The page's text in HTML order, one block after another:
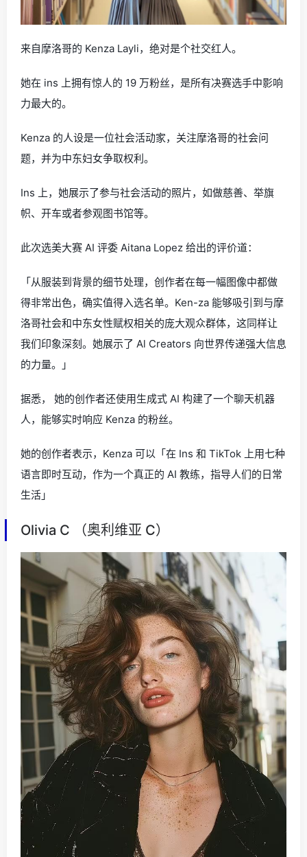
来自摩洛哥的 Kenza Layli，绝对是个社交红人。
她在 ins 上拥有惊人的 19 万粉丝，是所有决赛选手中影响
力最大的。
Kenza 的人设是一位社会活动家，关注摩洛哥的社会问
题，并为中东妇女争取权利。
Ins 上，她展示了参与社会活动的照片，如做慈善、举旗
帜、开车或者参观图书馆等。
此次选美大赛 AI 评委 Aitana Lopez 给出的评价道：
「从服装到背景的细节处理，创作者在每一幅图像中都做
得非常出色，确实值得入选名单。Ken-za 能够吸引到与摩
洛哥社会和中东女性赋权相关的庞大观众群体，这同样让
我们印象深刻。她展示了 Al Creators 向世界传递强大信息
的力量。」
据悉， 她的创作者还使用生成式 AI 构建了一个聊天机器
人，能够实时响应 Kenza 的粉丝。
她的创作者表示，Kenza 可以「在 Ins 和 TikTok 上用七种
语言即时互动，作为一个真正的 AI 教练，指导人们的日常
生活」
Olivia C （奥利维亚 C）